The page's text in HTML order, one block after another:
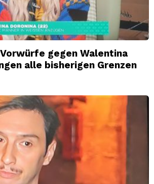
gegen Walentina
alle bisherigen Grenzen